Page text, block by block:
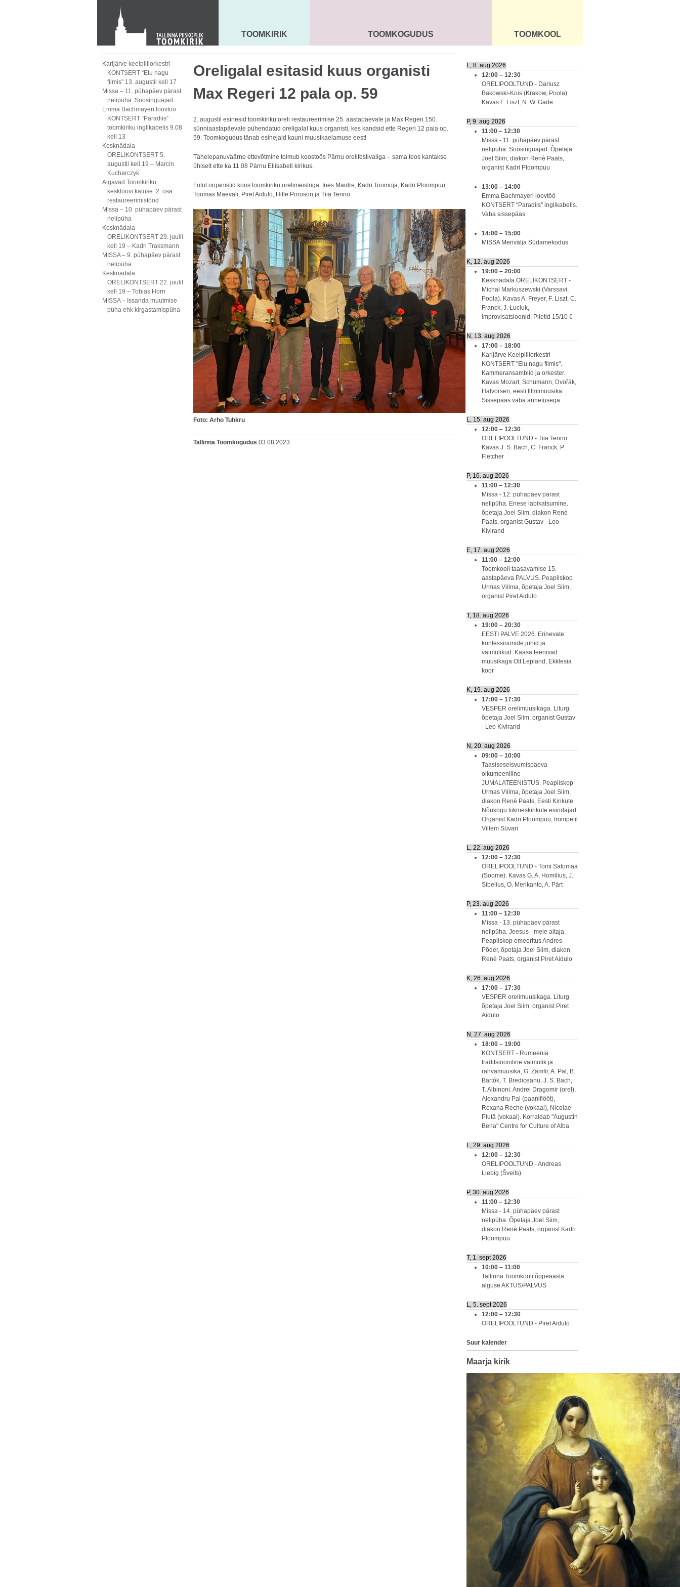
KONTAKT
Toom-Kooli 6, 10130 TALLINN
tallinna.toom@eelk.ee
MAARJA KIRIK
TOOMKIRIK SEENIORID KOGUDUS
TOOMKOGUDUS ÜLDINFO
TOOMKOOL
Karijärve keelpilliorkestri
KONTSERT “Elu nagu
filmis” 13. augustil kell 17
Missa – 11. pühapäev pärast
nelipüha. Soosinguajad
Emma Bachmayeri loovtöö
KONTSERT “Paradiis”
toomkiriku inglikabelis 9.08
kell 13
Kesknädala
ORELIKONTSERT 5.
augustil kell 19 – Marcin
Kucharczyk
Algavad Toomkiriku
kesklöövi katuse 2. osa
restaureerimistööd
Missa – 10. pühapäev pärast
nelipüha
Kesknädala
ORELIKONTSERT 29. juulil
kell 19 – Kadri Traksmann
MISSA – 9. pühapäev pärast
nelipüha
Kesknädala
ORELIKONTSERT 22. juulil
kell 19 – Tobias Horn
MISSA – Issanda muutmise
püha ehk kirgastamispüha
Oreligalal esitasid kuus organisti
Max Regeri 12 pala op. 59
2. augustil esinesid toomkiriku oreli restaureerimise 25. aastapäevale ja Max Regeri 150.
sünniaastapäevale pühendatud oreligalal kuus organisti, kes kandsid ette Regeri 12 pala op.
59. Toomkogudus tänab esinejaid kauni muusikaelamuse eest!
Tähelepanuväärne ettevõtmine toimub koostöös Pärnu orelifestivaliga – sama teos kantakse
ühiselt ette ka 11.08 Pärnu Eliisabeti kirikus.
Fotol organistid koos toomkiriku orelimeistriga: Ines Maidre, Kadri Toomoja, Kadri Ploompuu,
Toomas Mäeväli, Piret Aidulo, Hille Poroson ja Tiia Tenno.
Foto: Arho Tuhkru
Tallinna Toomkogudus 03.08.2023
L, 8. aug 2026
12:00 – 12:30
ORELIPOOLTUND - Dariusz
Bakowski-Kois (Krakow, Poola).
Kavas F. Liszt, N. W. Gade
P, 9. aug 2026
11:00 – 12:30
Missa - 11. pühapäev pärast
nelipüha. Soosinguajad. Õpetaja
Joel Siim, diakon Renè Paats,
organist Kadri Ploompuu
13:00 – 14:00
Emma Bachmayeri loovtöö
KONTSERT "Paradiis" inglikabelis.
Vaba sissepääs
14:00 – 15:00
MISSA Merivälja Südamekodus
K, 12. aug 2026
19:00 – 20:00
Kesknädala ORELIKONTSERT -
Michal Markuszewski (Varssavi,
Poola). Kavas A. Freyer, F. Liszt, C.
Franck, J. Łuciuk,
improvisatsioonid. Piletid 15/10 €
N, 13. aug 2026
17:00 – 18:00
Karijärve Keelpilliorkestri
KONTSERT "Elu nagu filmis".
Kammeransamblid ja orkester.
Kavas Mozart, Schumann, Dvořák,
Halvorsen, eesti filmimuusika.
Sissepääs vaba annetusega
L, 15. aug 2026
12:00 – 12:30
ORELIPOOLTUND - Tiia Tenno.
Kavas J. S. Bach, C. Franck, P.
Fletcher
P, 16. aug 2026
11:00 – 12:30
Missa - 12. pühapäev pärast
nelipüha. Enese läbikatsumine.
õpetaja Joel Siim, diakon Renè
Paats, organist Gustav - Leo
Kivirand
E, 17. aug 2026
11:00 – 12:00
Toomkooli taasavamise 15.
aastapäeva PALVUS. Peapiiskop
Urmas Viilma, õpetaja Joel Siim,
organist Piret Aidulo
T, 18. aug 2026
19:00 – 20:30
EESTI PALVE 2026. Erinevate
konfessioonide juhid ja
vaimulikud. Kaasa teenivad
muusikaga Ott Lepland, Ekklesia
koor
K, 19. aug 2026
17:00 – 17:30
VESPER orelimuusikaga. Liturg
õpetaja Joel Siim, organist Gustav
- Leo Kivirand
N, 20. aug 2026
09:00 – 10:00
Taasiseseisvumispäeva
oikumeeniline
JUMALATEENISTUS. Peapiiskop
Urmas Viilma, õpetaja Joel Siim,
diakon Renè Paats, Eesti Kirikute
Nõukogu liikmeskirikute esindajad.
Organist Kadri Ploompuu, trompetil
Villem Süvari
L, 22. aug 2026
12:00 – 12:30
ORELIPOOLTUND - Tomi Satomaa
(Soome). Kavas G. A. Homilius, J.
Sibelius, O. Merikanto, A. Pärt
P, 23. aug 2026
11:00 – 12:30
Missa - 13. pühapäev pärast
nelipüha. Jeesus - meie aitaja.
Peapiiskop emeeritus Andres
Põder, õpetaja Joel Siim, diakon
Renè Paats, organist Piret Aidulo
K, 26. aug 2026
17:00 – 17:30
VESPER orelimuusikaga. Liturg
õpetaja Joel Siim, organist Piret
Aidulo
N, 27. aug 2026
18:00 – 19:00
KONTSERT - Rumeenia
traditsiooniline vaimulik ja
rahvamuusika, G. Zamfir, A. Pal, B.
Bartók, T. Brediceanu, J. S. Bach,
T. Albinoni. Andrei Dragomir (orel),
Alexandru Pal (paaniflööt),
Roxana Reche (vokaal), Nicolae
Plută (vokaal). Korraldab "Augustin
Bena" Centre for Culture of Alba
L, 29. aug 2026
12:00 – 12:30
ORELIPOOLTUND - Andreas
Liebig (Šveits)
P, 30. aug 2026
11:00 – 12:30
Missa - 14. pühapäev pärast
nelipüha. Õpetaja Joel Siim,
diakon Renè Paats, organist Kadri
Ploompuu
T, 1. sept 2026
10:00 – 11:00
Tallinna Toomkooli õppeaasta
alguse AKTUS/PALVUS
L, 5. sept 2026
12:00 – 12:30
ORELIPOOLTUND - Piret Aidulo
Suur kalender
Maarja kirik